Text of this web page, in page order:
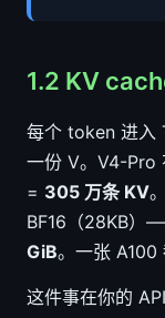
1.2 KV
每个 token 进入
一份 V。V4-Pro
= 305 万条 KV
BF16（28KB）
GiB。一张 A100
这件事在你的